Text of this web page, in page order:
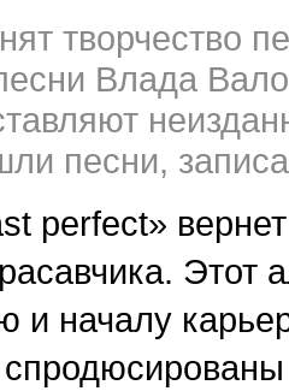
творчество
Влада
песни,
perfect»
Этот
и началу